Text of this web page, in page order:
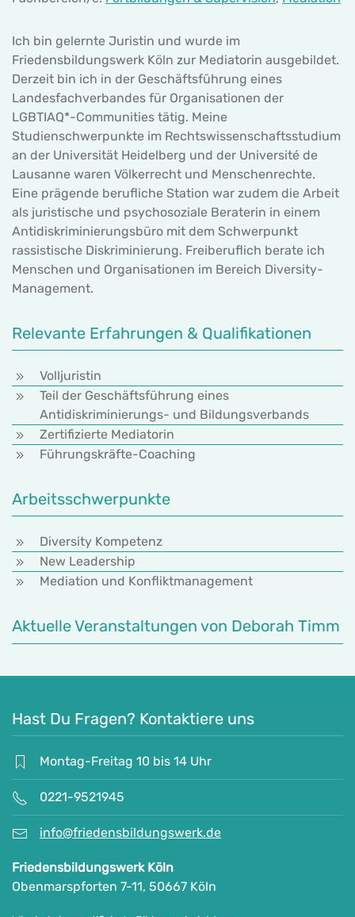
Ich bin gelernte Juristin und wurde im
Friedensbildungswerk Köln zur Mediatorin ausgebildet.
Derzeit bin ich in der Geschäftsführung eines
Landesfachverbandes für Organisationen der
LGBTIAQ*-Communities tätig. Meine
Studienschwerpunkte im Rechtswissenschaftsstudium
an der Universität Heidelberg und der Université de
Lausanne waren Völkerrecht und Menschenrechte.
Eine prägende berufliche Station war zudem die Arbeit
als juristische und psychosoziale Beraterin in einem
Antidiskriminierungsbüro mit dem Schwerpunkt
rassistische Diskriminierung. Freiberuflich berate ich
Menschen und Organisationen im Bereich Diversity-
Management.
Relevante Erfahrungen & Qualifikationen
Volljuristin
Teil der Geschäftsführung eines
Antidiskriminierungs- und Bildungsverbands
Zertifizierte Mediatorin
Führungskräfte-Coaching
Arbeitsschwerpunkte
Diversity Kompetenz
New Leadership
Mediation und Konfliktmanagement
Aktuelle Veranstaltungen von Deborah Timm
Hast Du Fragen? Kontaktiere uns
Montag-Freitag 10 bis 14 Uhr
0221-9521945
info@friedensbildungswerk.de
Friedensbildungswerk Köln
Obenmarspforten 7-11, 50667 Köln